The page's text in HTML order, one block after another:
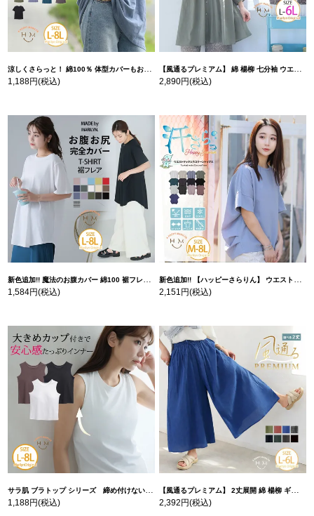
涼しくさらっと！ 綿100％ 体型カバーもお洒落も叶える 風合いコットン ゆるシルエット ドルマン | 大きいサイズの通販ならハッピーマリリン
1,188円(税込)
【風通るプレミアム】 綿 楊柳 七分袖 ウエストギャザー ブラウス | 大きいサイズの通販ならハッピーマリリン
2,890円(税込)
新色追加!! 魔法のお腹カバー 綿100 裾フレア Tシャツ | 大きいサイズの通販ならハッピーマリリン
1,584円(税込)
新色追加!! 【ハッピーさらりん】 ウエストタック入り スッキリ魅せ コクーントップス | 大きいサイズの通販ならハッピーマリリン
2,151円(税込)
サラ肌 ブラトップ シリーズ 締め付けない リブ タンクトップ | 大きいサイズの通販ならハッピーマリリン
1,188円(税込)
【風通るプレミアム】 2丈展開 綿 楊柳 ギャザー フレア スカンツ 【ウェストゴム】 | 大きいサイズの通販ならハッピーマリリン
2,392円(税込)